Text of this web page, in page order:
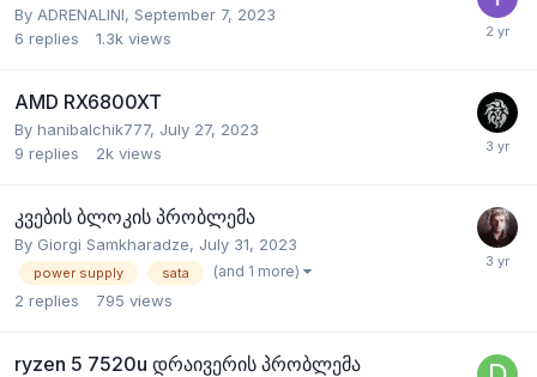
By ADRENALINI, September 7, 2023
6 replies 1.3k views
AMD RX6800XT
By hanibalchik777, July 27, 2023
9 replies 2k views
კვების ბლოკის პრობლემა
By Giorgi Samkharadze, July 31, 2023
power supply sata (and 1 more)
2 replies 795 views
ryzen 5 7520u დრაივერის პრობლემა